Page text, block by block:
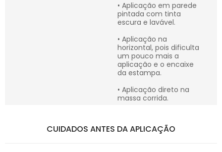
• Aplicação em parede
pintada com tinta
escura e lavável.
• Aplicação na
horizontal, pois dificulta
um pouco mais a
aplicação e o encaixe
da estampa.
• Aplicação direto na
massa corrida.
CUIDADOS ANTES DA APLICAÇÃO